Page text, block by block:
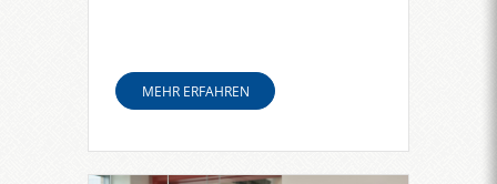
MEHR ERFAHREN